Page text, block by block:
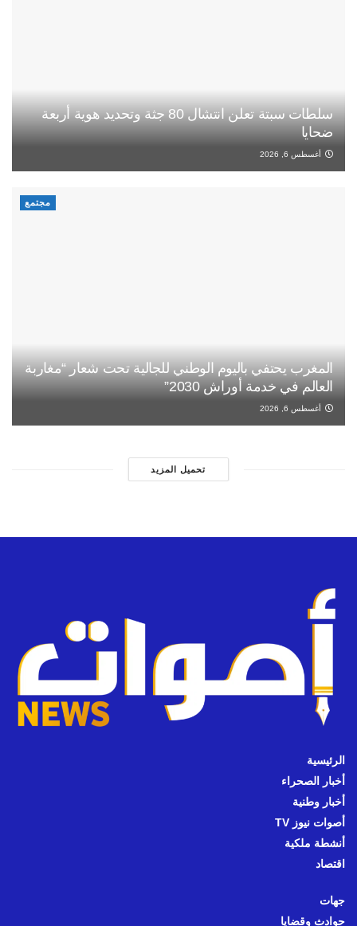
سلطات سبتة تعلن انتشال 80 جثة وتحديد هوية أربعة
ضحايا
أغسطس 6, 2026
مجتمع
المغرب يحتفي باليوم الوطني للجالية تحت شعار “مغاربة
العالم في خدمة أوراش 2030”
أغسطس 6, 2026
تحميل المزيد
الرئيسية
أخبار الصحراء
أخبار وطنية
أصوات نيوز TV
أنشطة ملكية
اقتصاد
جهات
حوادث وقضايا